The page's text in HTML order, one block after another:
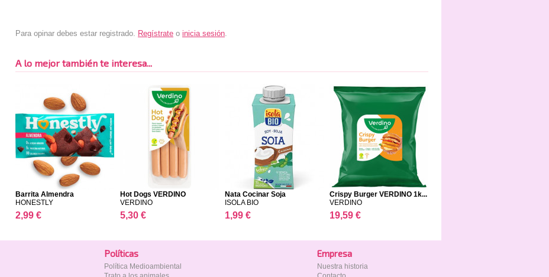
Para opinar debes estar registrado. Regístrate o inicia sesión.
A lo mejor también te interesa...
Barrita Almendra
HONESTL...
HONESTLY
2,99 €
Hot Dogs VERDINO
VERDINO
5,30 €
Nata Cocinar Soja
ISOLA BIO
1,99 €
Crispy Burger VERDINO 1k...
VERDINO
19,59 €
Polí­ticas
Política Medioambiental
Empresa
Nuestra historia